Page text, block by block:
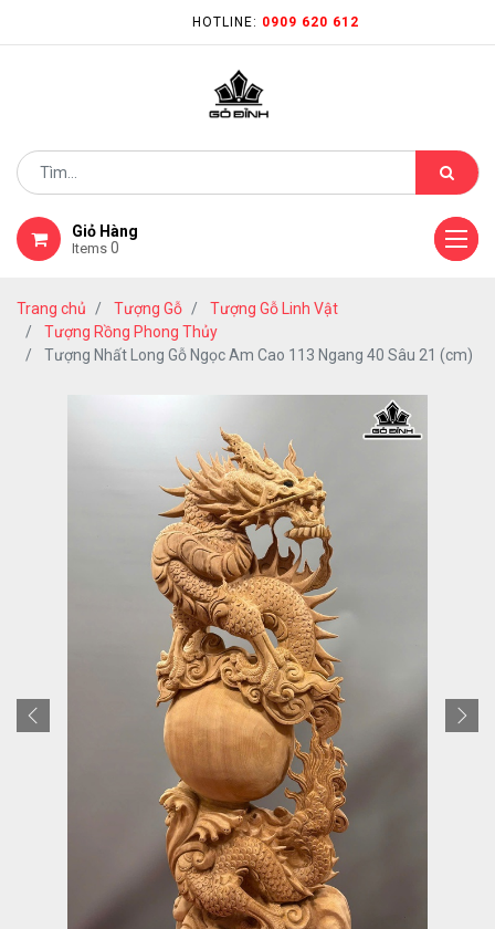
HOTLINE: 0909 620 612
Giỏ Hàng
Items 0
Trang chủ Tượng Gỗ
Tượng Gỗ Linh Vật
Tượng Rồng Phong Thủy
Tượng Nhất Long Gỗ Ngọc Am Cao 113 Ngang 40 Sâu 21 (cm)